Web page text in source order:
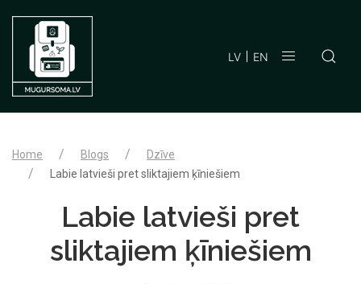
LV EN
Home Blogs
Dzīve
Labie latvieši pret sliktajiem ķīniešiem
Labie latvieši pret
sliktajiem ķīniešiem